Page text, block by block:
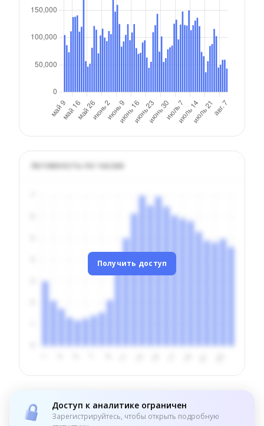
Активность по часам
Получить доступ
Доступ к аналитике ограничен
Зарегистрируйтесь, чтобы открыть подробную